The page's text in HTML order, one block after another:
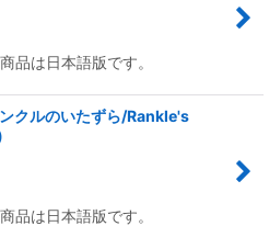
品は日本語版です。
クルのいたずら/Rankle's
品は日本語版です。